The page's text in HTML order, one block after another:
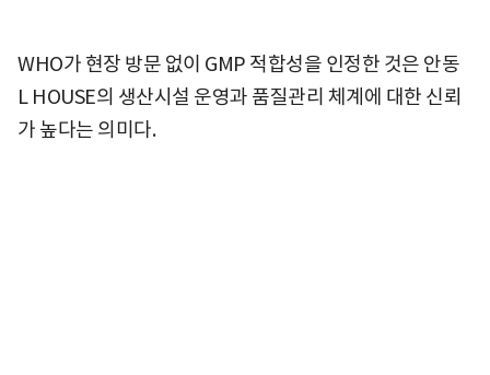
WHO가 현장 방문 없이 GMP 적합성을 인정한 것은 안동
L HOUSE의 생산시설 운영과 품질관리 체계에 대한 신뢰
가 높다는 의미다.